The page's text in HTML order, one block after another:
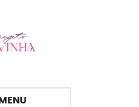
MENU